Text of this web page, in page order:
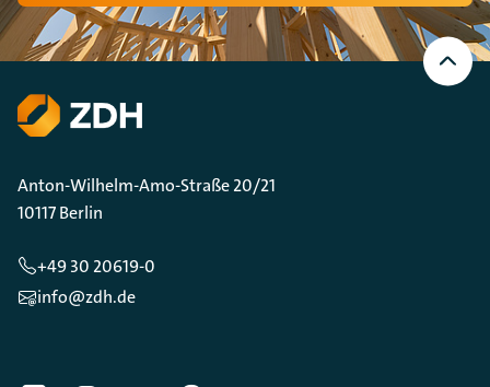
Nach
oben
Scrollen
Anton-Wilhelm-Amo-Straße 20/21
10117 Berlin
+49 30 20619-0
info@zdh.de